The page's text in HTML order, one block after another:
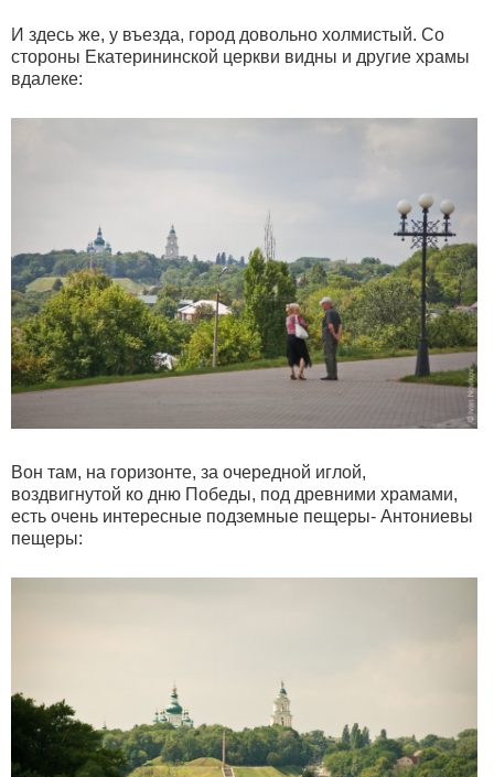
И здесь же, у въезда, город довольно холмистый. Со
стороны Екатерининской церкви видны и другие храмы
вдалеке:
Вон там, на горизонте, за очередной иглой,
воздвигнутой ко дню Победы, под древними храмами,
есть очень интересные подземные пещеры- Антониевы
пещеры: